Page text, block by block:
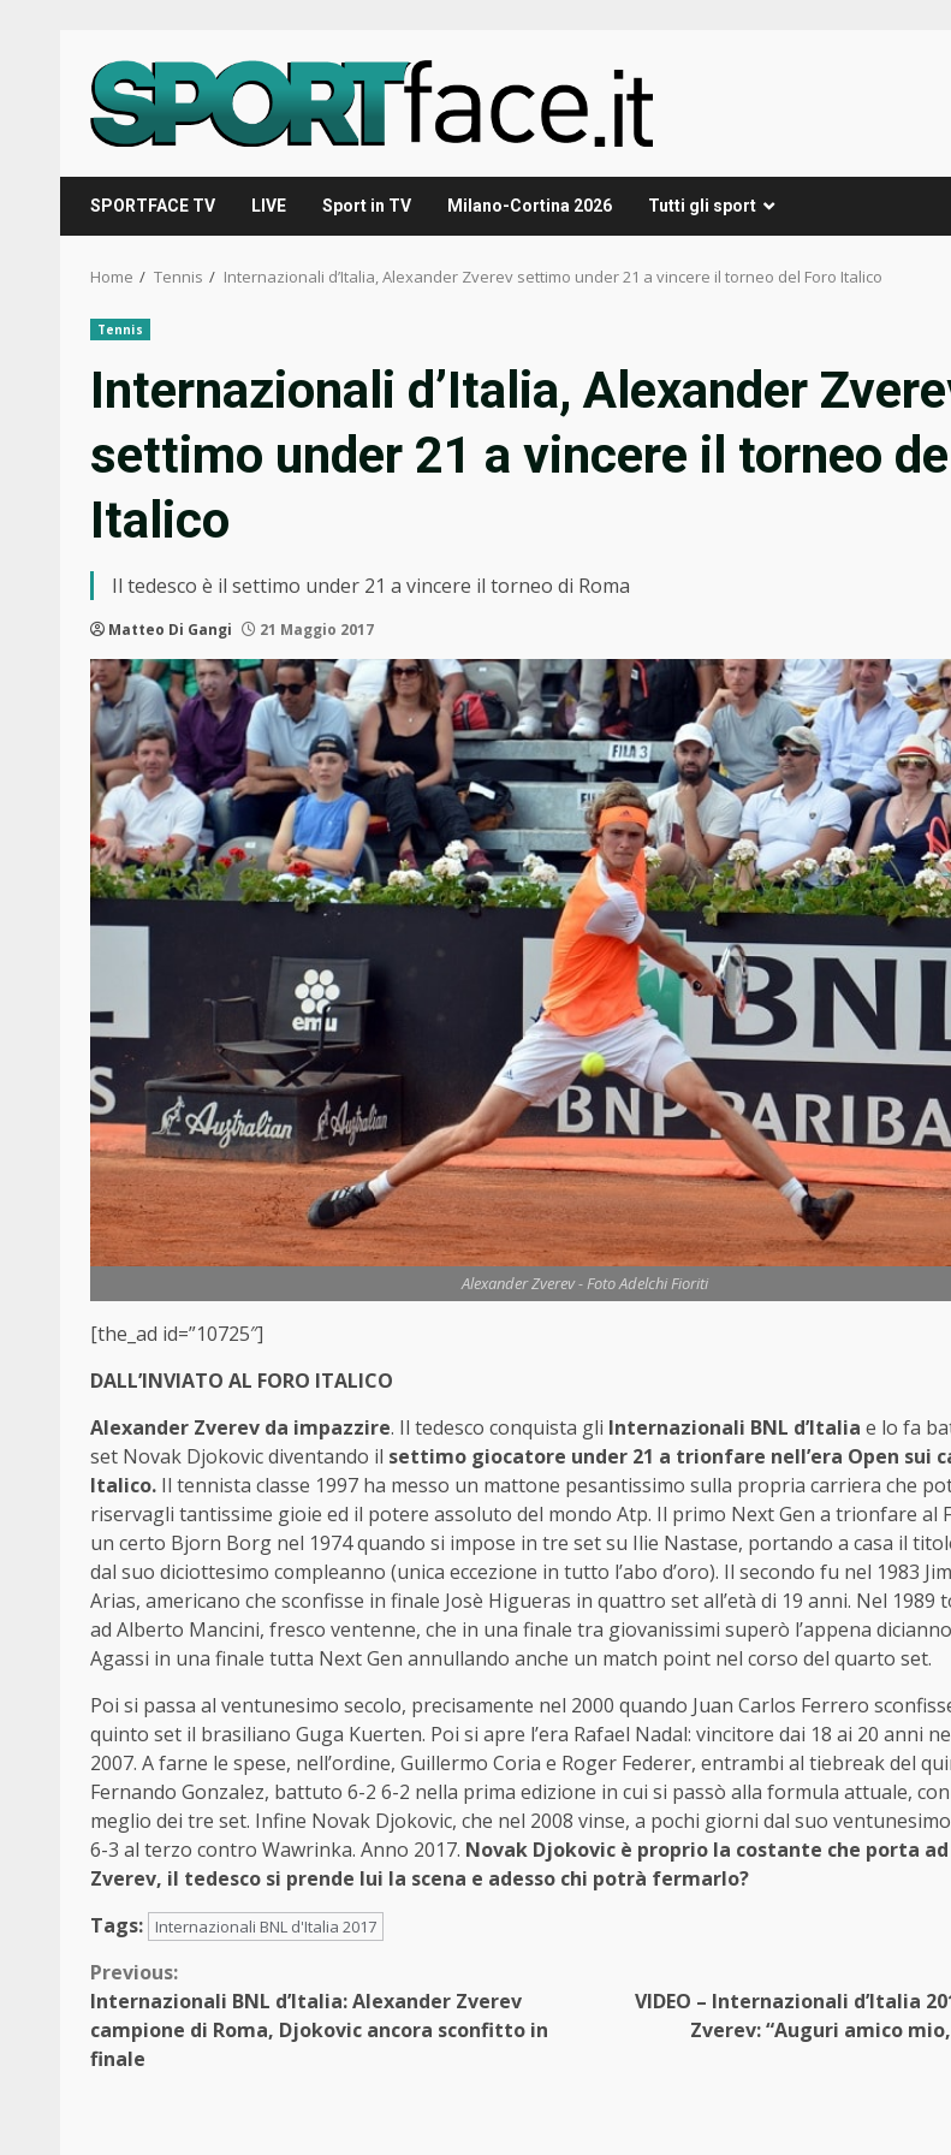
content
SPORTFACE TV LIVE Sport in TV Milano-Cortina 2026 Tutti gli sport
Home Tennis Internazionali d’Italia, Alexander Zverev settimo under 21 a vincere il torneo del Foro Italico
Tennis
Internazionali d’Italia, Alexander
settimo under 21 a vincere il torneo
Italico
Il tedesco è il settimo under 21 a vincere il torneo di Roma
Matteo Di Gangi 21 Maggio 2017
Alexander Zverev - Foto Adelchi Fioriti
[the_ad id=”10725″]
DALL’INVIATO AL FORO ITALICO
Alexander Zverev da impazzire. Il tedesco conquista gli Internazionali BNL d’Italia e lo fa
set Novak Djokovic diventando il settimo giocatore under 21 a trionfare nell’era Open sui
Italico. Il tennista classe 1997 ha messo un mattone pesantissimo sulla propria carriera che
riservagli tantissime gioie ed il potere assoluto del mondo Atp. Il primo Next Gen a trionfare al
un certo Bjorn Borg nel 1974 quando si impose in tre set su Ilie Nastase, portando a casa il
dal suo diciottesimo compleanno (unica eccezione in tutto l’abo d’oro). Il secondo fu nel 1983
Arias, americano che sconfisse in finale Josè Higueras in quattro set all’età di 19 anni. Nel 1989
ad Alberto Mancini, fresco ventenne, che in una finale tra giovanissimi superò l’appena
Agassi in una finale tutta Next Gen annullando anche un match point nel corso del quarto set.
Poi si passa al ventunesimo secolo, precisamente nel 2000 quando Juan Carlos Ferrero
quinto set il brasiliano Guga Kuerten. Poi si apre l’era Rafael Nadal: vincitore dai 18 ai 20 anni
2007. A farne le spese, nell’ordine, Guillermo Coria e Roger Federer, entrambi al tiebreak del
Fernando Gonzalez, battuto 6-2 6-2 nella prima edizione in cui si passò alla formula attuale,
meglio dei tre set. Infine Novak Djokovic, che nel 2008 vinse, a pochi giorni dal suo
6-3 al terzo contro Wawrinka. Anno 2017. Novak Djokovic è proprio la costante che porta
Zverev, il tedesco si prende lui la scena e adesso chi potrà fermarlo?
Tags:
Internazionali BNL d'Italia 2017
Continue
Reading
Previous:
Internazionali BNL d’Italia: Alexander Zverev
campione di Roma, Djokovic ancora sconfitto in
finale
VIDEO – Internazionali d’Italia
Zverev: “Auguri amico